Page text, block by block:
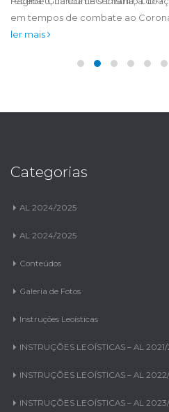
em tempos de combate ao
ler mais
AL 2024/2025
AL 2024/2025
Conteúdos
Galeria de Fotos
Instruções Leoísticas
INSTRUÇÕES LEOÍSTICAS – AL 2021/
INSTRUÇÕES LEOÍSTICAS – AL
INSTRUÇÕES LEOÍSTICAS – AL
Intercâmbio